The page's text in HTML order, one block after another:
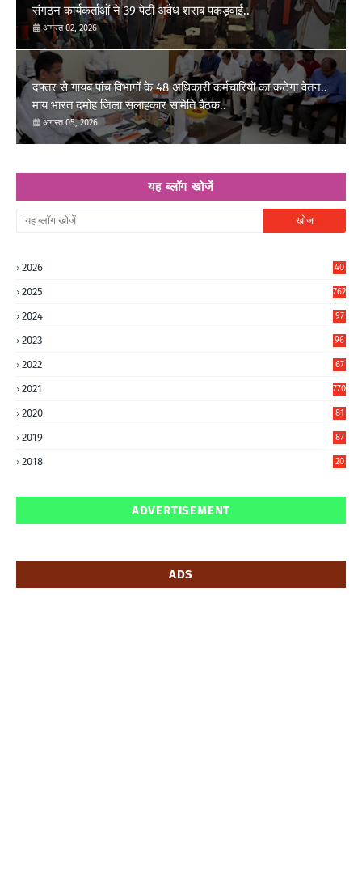
संगठन कार्यकर्ताओं ने 39 पेटी अवैध शराब पकड़वाई..
अगस्त 02, 2026
दफ्तर से गायब पांच विभागों के 48 अधिकारी कर्मचारियों का कटेगा वेतन..
माय भारत दमोह जिला सलाहकार समिति बैठक..
अगस्त 05, 2026
यह ब्लॉग खोजें
2026
40
2025 762
2024
97
2023
96
2022
67
2021 770
2020
81
2019
87
2018
20
ADVERTISEMENT
ADS